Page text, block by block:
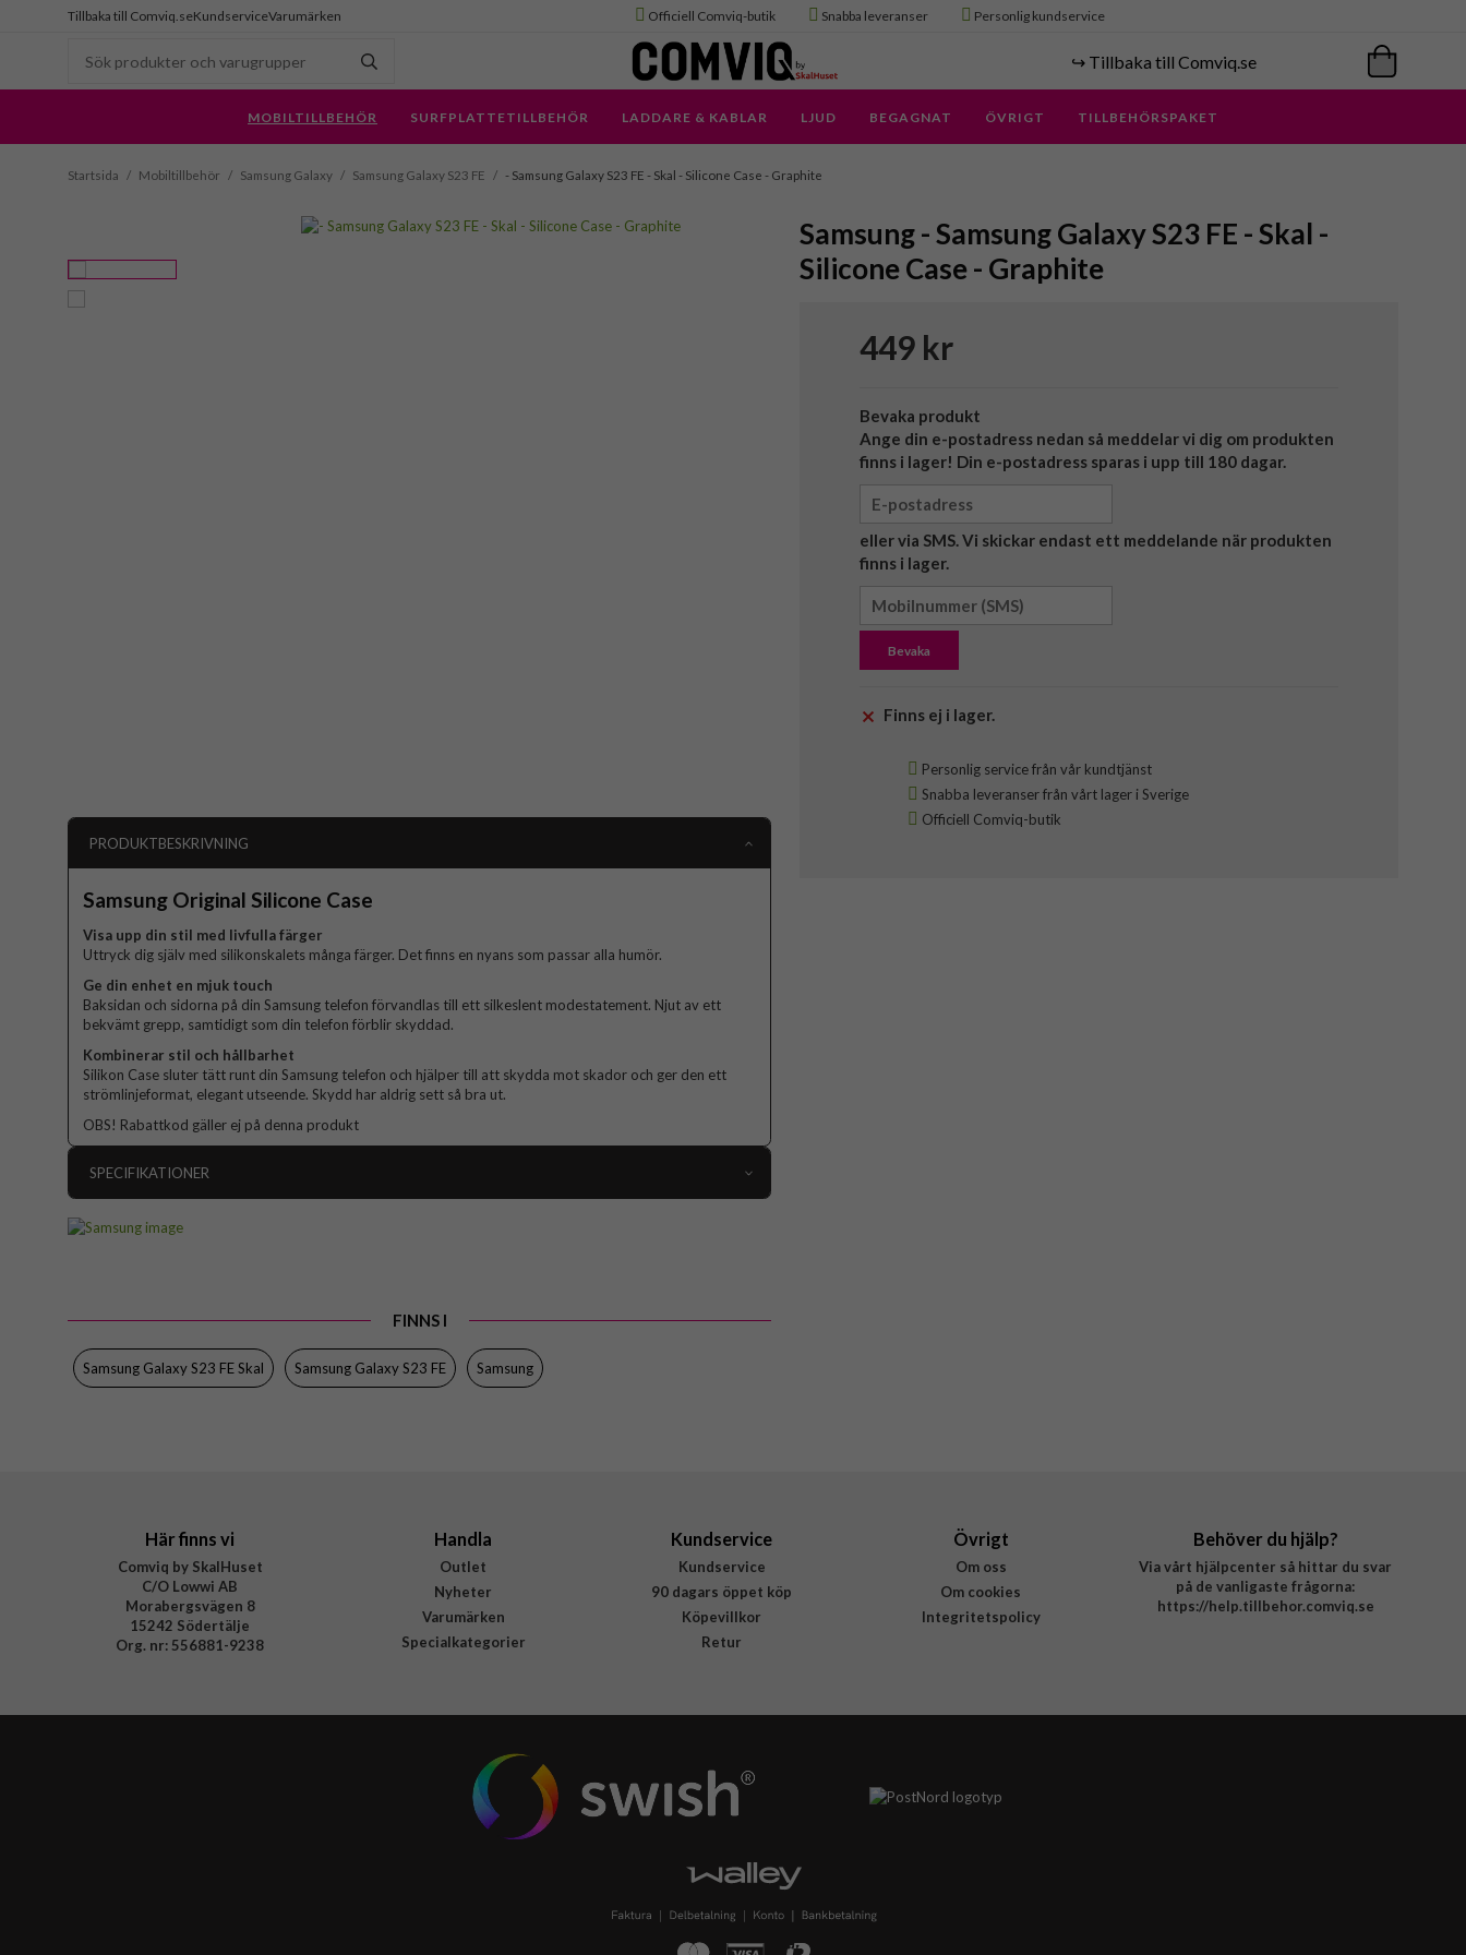
Tillbaka till Comviq.seKundserviceVarumärken Officiell Comviq-butik Snabba leveranser Personlig kundservice
↪️ Tillbaka till Comviq.se
MOBILTILLBEHÖR SURFPLATTETILLBEHÖR LADDARE & KABLAR LJUD BEGAGNAT ÖVRIGT TILLBEHÖRSPAKET
Startsida / Mobiltillbehör / Samsung Galaxy / Samsung Galaxy S23 FE / - Samsung Galaxy S23 FE - Skal - Silicone Case - Graphite
Samsung - Samsung Galaxy S23 FE - Skal -
Silicone Case - Graphite
449 kr
Bevaka produkt
Ange din e-postadress nedan så meddelar vi dig om produkten
finns i lager! Din e-postadress sparas i upp till 180 dagar.
eller via SMS. Vi skickar endast ett meddelande när produkten
finns i lager.
Bevaka
Finns ej i lager.
Personlig service från vår kundtjänst
Snabba leveranser från vårt lager i Sverige
Officiell Comviq-butik
PRODUKTBESKRIVNING
Samsung Original Silicone Case
Visa upp din stil med livfulla färger
Uttryck dig själv med silikonskalets många färger. Det finns en nyans som passar alla humör.
Ge din enhet en mjuk touch
Baksidan och sidorna på din Samsung telefon förvandlas till ett silkeslent modestatement. Njut av ett
bekvämt grepp, samtidigt som din telefon förblir skyddad.
Kombinerar stil och hållbarhet
Silikon Case sluter tätt runt din Samsung telefon och hjälper till att skydda mot skador och ger den ett
strömlinjeformat, elegant utseende. Skydd har aldrig sett så bra ut.
OBS! Rabattkod gäller ej på denna produkt
SPECIFIKATIONER
Egenskaper
Trådlös laddning-kompatibel
Färg
Material
FINNS I
Samsung Galaxy S23 FE Skal Samsung Galaxy S23 FE Samsung
Här finns vi
Comviq by SkalHuset
C/O Lowwi AB
Morabergsvägen 8
15242 Södertälje
Org. nr: 556881-9238
Handla
Outlet
Nyheter
Varumärken
Specialkategorier
Kundservice
Kundservice
90 dagars öppet köp
Köpevillkor
Retur
Övrigt
Om oss
Om cookies
Integritetspolicy
Behöver du hjälp?
Via vårt hjälpcenter så hittar du svar
på de vanligaste frågorna:
https://help.tillbehor.comviq.se